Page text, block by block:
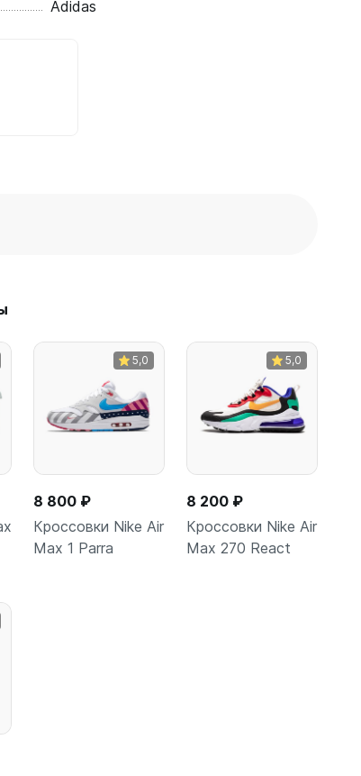
Adidas
5,0
8 800 ₽
Кроссовки Nike Air
Max 1 Parra
5,0
8 200 ₽
Кроссовки Nike Air
Max 270 React